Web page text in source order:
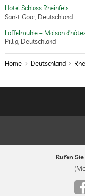
Hotel Schloss Rheinfels
Sankt Goar, Deutschland
Löffelmühle – Maison
Pillig, Deutschland
Home Deutschland
Rufen